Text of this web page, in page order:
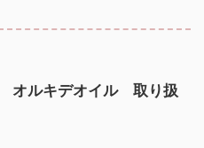
オルキデオイル 取り扱